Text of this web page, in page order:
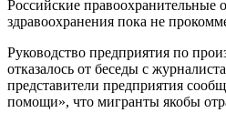
Российские правоохранительные
здравоохранения пока не
Руководство предприятия по
отказалось от беседы с
представители предприятия
помощи», что мигранты якобы